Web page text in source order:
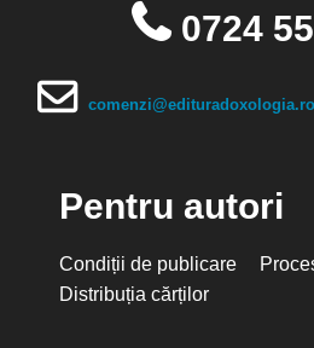
0724
comenzi@edituradoxologia.ro
Pentru autori
Condiții de publicare
Distribuția cărților